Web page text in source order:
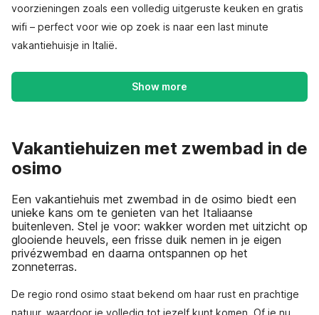
voorzieningen zoals een volledig uitgeruste keuken en gratis
wifi – perfect voor wie op zoek is naar een last minute
vakantiehuisje in Italië.
Show more
Vakantiehuizen met zwembad in de
osimo
Een vakantiehuis met zwembad in de osimo biedt een
unieke kans om te genieten van het Italiaanse
buitenleven. Stel je voor: wakker worden met uitzicht op
glooiende heuvels, een frisse duik nemen in je eigen
privézwembad en daarna ontspannen op het
zonneterras.
De regio rond osimo staat bekend om haar rust en prachtige
natuur, waardoor je volledig tot jezelf kunt komen. Of je nu